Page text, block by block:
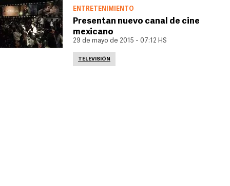
ENTRETENIMIENTO
Presentan nuevo canal de cine
mexicano
29 de mayo de 2015 - 07:12 HS
TELEVISIÓN